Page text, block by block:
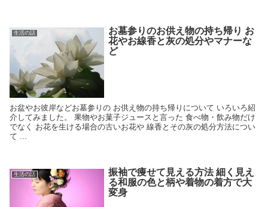
生活の話
お墓参りのお供え物の持ち帰り お
花やお線香と灰の処分やマナーな
ど
お盆やお彼岸などお墓参りの お供え物の持ち帰りについて いろいろ紹
介してみました。 果物やお菓子ジュースと言った 食べ物・飲み物だけ
でなく お花を生ける場合の古いお花や 線香とその灰の処分方法につい
て ...
生活の話
振袖で痩せて見える方法 細く見え
る和服の色と柄や着物の着方で大
変身